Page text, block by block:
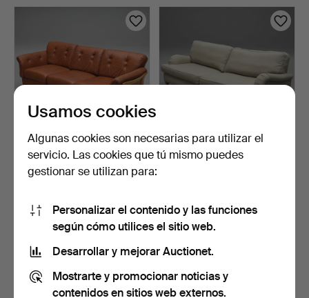
Auktionsmagasinet
Vänersborg
SOFÁ, 3 plazas, ratán,
cojines de cuero, U…
158 USD
SOFÁ, modelo Howard,
106 USD
Suscribir búsqueda
También puedes buscar ennuestro archivo de
Usamos cookies
Algunas cookies son necesarias para utilizar el
servicio. Las cookies que tú mismo puedes
gestionar se utilizan para:
Personalizar el contenido y las funciones
según cómo utilices el sitio web.
Desarrollar y mejorar Auctionet.
Mostrarte y promocionar noticias y
contenidos en sitios web externos.